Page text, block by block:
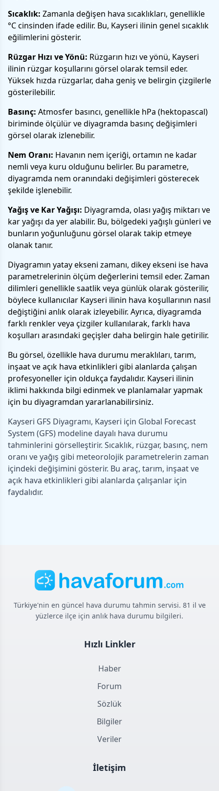
Sıcaklık: Zamanla değişen hava sıcaklıkları, genellikle
°C cinsinden ifade edilir. Bu, Kayseri ilinin genel sıcaklık
eğilimlerini gösterir.
Rüzgar Hızı ve Yönü: Rüzgarın hızı ve yönü, Kayseri
ilinin rüzgar koşullarını görsel olarak temsil eder.
Yüksek hızda rüzgarlar, daha geniş ve belirgin çizgilerle
gösterilebilir.
Basınç: Atmosfer basıncı, genellikle hPa (hektopascal)
biriminde ölçülür ve diyagramda basınç değişimleri
görsel olarak izlenebilir.
Nem Oranı: Havanın nem içeriği, ortamın ne kadar
nemli veya kuru olduğunu belirler. Bu parametre,
diyagramda nem oranındaki değişimleri gösterecek
şekilde işlenebilir.
Yağış ve Kar Yağışı: Diyagramda, olası yağış miktarı ve
kar yağışı da yer alabilir. Bu, bölgedeki yağışlı günleri ve
bunların yoğunluğunu görsel olarak takip etmeye
olanak tanır.
Diyagramın yatay ekseni zamanı, dikey ekseni ise hava
parametrelerinin ölçüm değerlerini temsil eder. Zaman
dilimleri genellikle saatlik veya günlük olarak gösterilir,
böylece kullanıcılar Kayseri ilinin hava koşullarının nasıl
değiştiğini anlık olarak izleyebilir. Ayrıca, diyagramda
farklı renkler veya çizgiler kullanılarak, farklı hava
koşulları arasındaki geçişler daha belirgin hale getirilir.
Bu görsel, özellikle hava durumu meraklıları, tarım,
inşaat ve açık hava etkinlikleri gibi alanlarda çalışan
profesyoneller için oldukça faydalıdır. Kayseri ilinin
iklimi hakkında bilgi edinmek ve planlamalar yapmak
için bu diyagramdan yararlanabilirsiniz.
Kayseri GFS Diyagramı, Kayseri için Global Forecast
System (GFS) modeline dayalı hava durumu
tahminlerini görselleştirir. Sıcaklık, rüzgar, basınç, nem
oranı ve yağış gibi meteorolojik parametrelerin zaman
içindeki değişimini gösterir. Bu araç, tarım, inşaat ve
açık hava etkinlikleri gibi alanlarda çalışanlar için
faydalıdır.
Türkiye'nin en güncel hava durumu tahmin servisi. 81 il ve
yüzlerce ilçe için anlık hava durumu bilgileri.
Hızlı Linkler
Haber
Forum
Sözlük
Bilgiler
Veriler
İletişim